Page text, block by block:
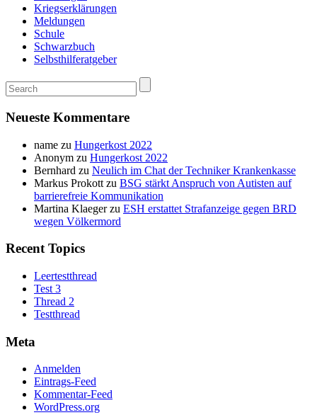
Kriegserklärungen
Meldungen
Schule
Schwarzbuch
Selbsthilferatgeber
Neueste Kommentare
name zu Hungerkost 2022
Anonym zu Hungerkost 2022
Bernhard zu Neulich im Chat der Techniker Krankenkasse
Markus Prokott zu BSG stärkt Anspruch von Autisten auf
barrierefreie Kommunikation
Martina Klaegerzu ESH erstattet Strafanzeige gegen BRD
wegen Völkermord
Recent Topics
Leertestthread
Test 3
Thread 2
Testthread
Meta
Anmelden
Eintrags-Feed
Kommentar-Feed
WordPress.org